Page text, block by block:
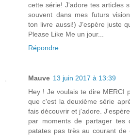
cette série! J'adore tes articles
souvent dans mes futurs
ton livre aussi!) J’espère juste
Please Like Me un jour...
Répondre
Mauve 13 juin 2017 à 13:39
Hey ! Je voulais te dire MERCI
que c'est la deuxième série
fais découvrir et j'adore.
par moments de partager tes
patates pas très au courant de